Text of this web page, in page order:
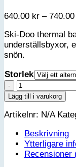
640.00 kr – 740.00
Ski-Doo thermal
underställsbyxor,
snön.
Storlek
Ski-
Doo
Thermal
base
Underställsbyxa
-
Herr
Lägg till i varukorg
Artikelnr: N/A
Beskrivning
Ytterligare
Recensioner